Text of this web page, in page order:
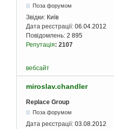
Поза форумом
Звідки: Київ
Дата реєстрації: 06.04.2012
Повідомлень: 2 895
Репутація: 2107
вебсайт
miroslav.chandler
Replace Group
Поза форумом
Дата реєстрації: 03.08.2012